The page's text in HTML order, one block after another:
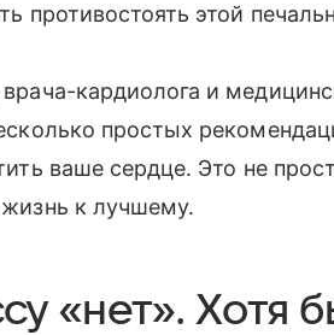
противостоять этой
врача-кардиолога и
простых
ваше сердце. Это не
к лучшему.
«нет». Хотя